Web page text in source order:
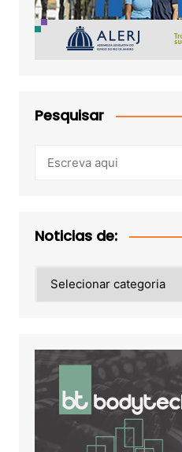
Pesquisar
Noticias de:
de: